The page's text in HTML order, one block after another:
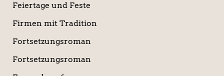
Feiertage und Feste
Firmen mit Tradition
Fortsetzungsroman
Fortsetzungsroman